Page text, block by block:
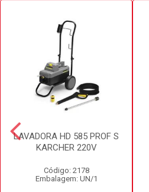
LAVADORA HD 585 PROF S
KARCHER 220V
Código: 2178
Embalagem: UN/1